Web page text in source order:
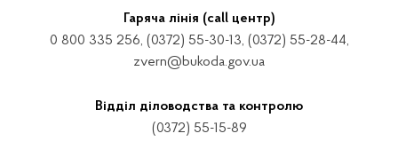
Гаряча лінія (call центр)
0 800 335 256, (0372) 55-30-13, (0372) 55-28-44,
zvern@bukoda.gov.ua
Відділ діловодства та контролю
(0372) 55-15-89